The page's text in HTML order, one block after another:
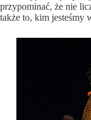
przypominać, że nie
także to, kim jesteśmy